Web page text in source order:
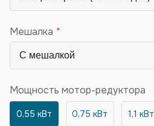
Мешалка
Мощность мотор-редуктора
0,55 кВт 0,75 кВт 1,1 кВт